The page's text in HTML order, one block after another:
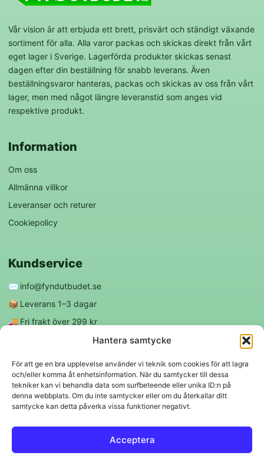
Hantera samtycke
För att ge en bra upplevelse använder vi teknik som cookies för att lagra
och/eller komma åt enhetsinformation. När du samtycker till dessa
tekniker kan vi behandla data som surfbeteende eller unika ID:n på
denna webbplats. Om du inte samtycker eller om du återkallar ditt
samtycke kan detta påverka vissa funktioner negativt.
Acceptera
Vår vision är att erbjuda ett brett, prisvärt och ständigt växande
sortiment för alla. Alla varor packas och skickas direkt från vårt
eget lager i Sverige. Lagerförda produkter skickas senast
dagen efter din beställning för snabb leverans. Även
beställningsvaror hanteras, packas och skickas av oss från vårt
lager, men med något längre leveranstid som anges vid
respektive produkt.
Information
Om oss
Allmänna villkor
Leveranser och returer
Cookiepolicy
Kundservice
✉️ info@fyndutbudet.se
📦 Leverans 1–3 dagar
🚚 Fri frakt över 299 kr
Följ oss
f ◎
Trygga betalningar